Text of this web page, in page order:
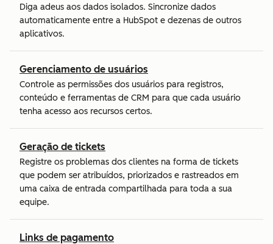
Diga adeus aos dados isolados. Sincronize dados
automaticamente entre a HubSpot e dezenas de outros
aplicativos.
Gerenciamento de usuários
Controle as permissões dos usuários para registros,
conteúdo e ferramentas de CRM para que cada usuário
tenha acesso aos recursos certos.
Geração de tickets
Registre os problemas dos clientes na forma de tickets
que podem ser atribuídos, priorizados e rastreados em
uma caixa de entrada compartilhada para toda a sua
equipe.
Links de pagamento